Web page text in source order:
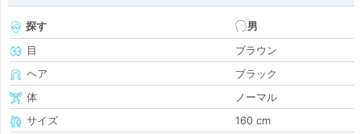
探す
男
目
ブラウン
ヘア
ブラック
体
ノーマル
サイズ
160 cm